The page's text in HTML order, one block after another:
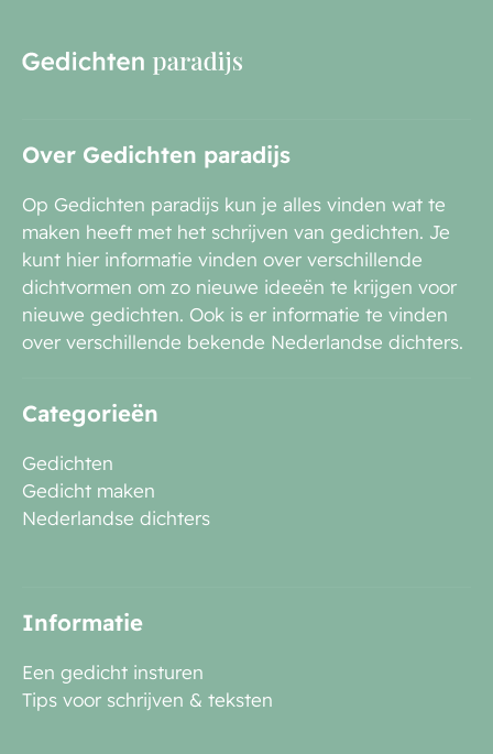
Over Gedichten paradijs
Op Gedichten paradijs kun je alles vinden wat te
maken heeft met het schrijven van gedichten. Je
kunt hier informatie vinden over verschillende
dichtvormen om zo nieuwe ideeën te krijgen voor
nieuwe gedichten. Ook is er informatie te vinden
over verschillende bekende Nederlandse dichters.
Categorieën
Gedichten
Gedicht maken
Nederlandse dichters
Informatie
Een gedicht insturen
Tips voor schrijven & teksten